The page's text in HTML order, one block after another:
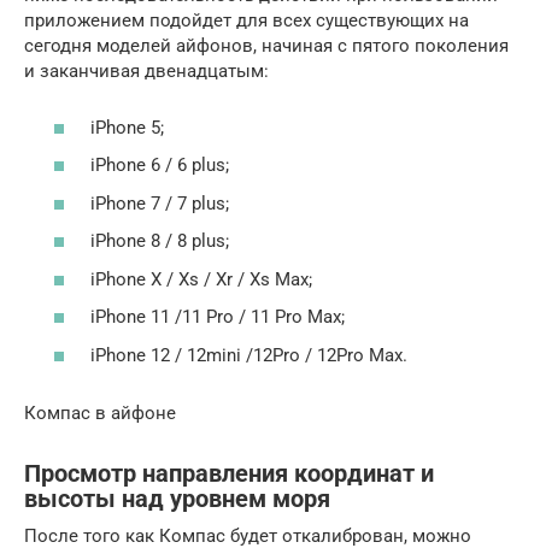
приложением подойдет для всех существующих на
сегодня моделей айфонов, начиная с пятого поколения
и заканчивая двенадцатым:
iPhone 5;
iPhone 6 / 6 plus;
iPhone 7 / 7 plus;
iPhone 8 / 8 plus;
iPhone X / Xs / Xr / Xs Max;
iPhone 11 /11 Pro / 11 Pro Max;
iPhone 12 / 12mini /12Pro / 12Pro Max.
Компас в айфоне
Просмотр направления координат и
высоты над уровнем моря
После того как Компас будет откалиброван, можно